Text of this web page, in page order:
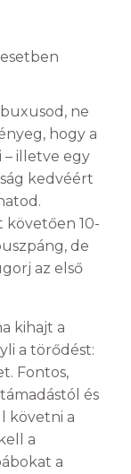
ne
hogy a
– illetve egy
kedvéért
követően 10-
de
az első
kihajt a
a törődést:
Fontos,
és
követni a
a
a